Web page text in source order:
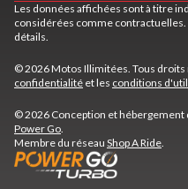
Les données affichées sont à titre
considérées comme
détails.
© 2026 Motos Illimitées. Tous droits
confidentialité et les conditions
© 2026 Conception et hébergement
Power Go
Membre du réseau Shop A Ride